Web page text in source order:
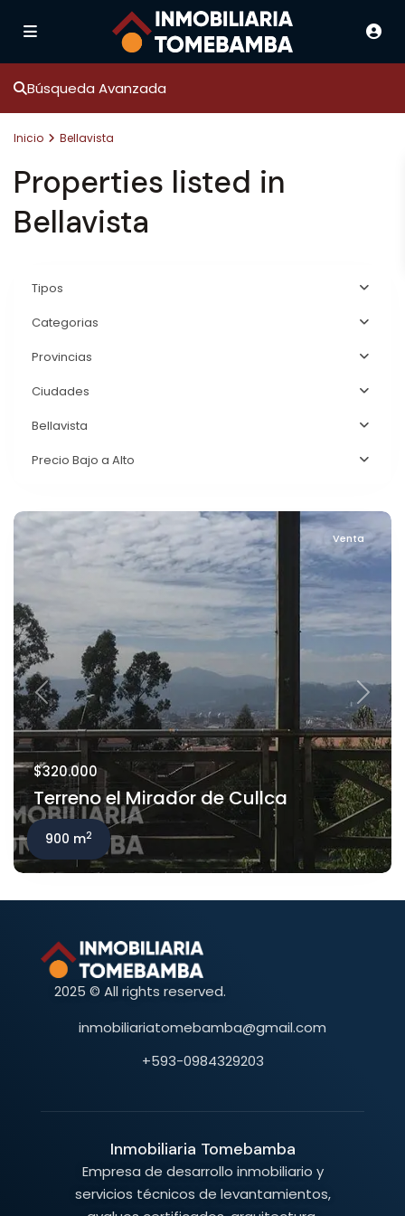
Búsqueda Avanzada
Inicio Bellavista
Properties listed in
Bellavista
Tipos
Categorias
Provincias
Ciudades
Bellavista
Precio Bajo a Alto
Venta
Previous Next
$320.000
Terreno el Mirador de Cullca
900 m2
2025 © All rights reserved.
inmobiliariatomebamba@gmail.com
+593-0984329203
Inmobiliaria Tomebamba
Empresa de desarrollo inmobiliario y
servicios técnicos de levantamientos,